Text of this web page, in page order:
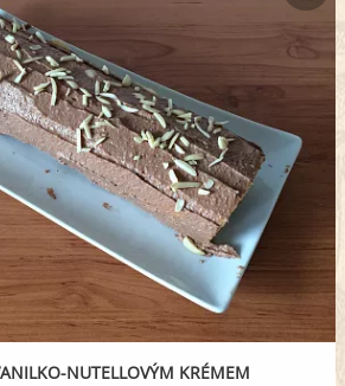
NUTELLOVÝM KRÉMEM